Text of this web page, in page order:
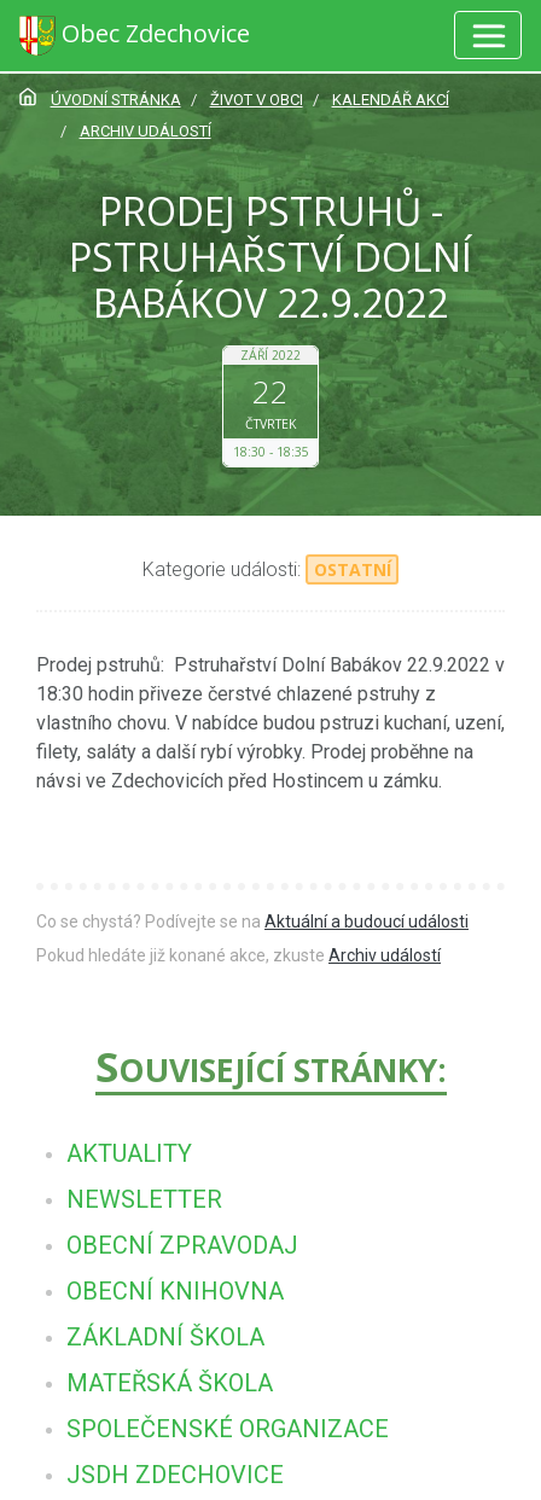
Obec Zdechovice
ÚVODNÍ STRÁNKA ŽIVOT V OBCI
KALENDÁŘ AKCÍ
ARCHIV UDÁLOSTÍ
PRODEJ PSTRUHŮ -
PSTRUHAŘSTVÍ DOLNÍ
BABÁKOV 22.9.2022
ZÁŘÍ 2022
22
ČTVRTEK
18:30
18:35
Kategorie události: OSTATNÍ
Prodej pstruhů: Pstruhařství Dolní Babákov 22.9.2022 v
18:30 hodin přiveze čerstvé chlazené pstruhy z
vlastního chovu. V nabídce budou pstruzi kuchaní, uzení,
filety, saláty a další rybí výrobky. Prodej proběhne na
návsi ve Zdechovicích před Hostincem u zámku.
Co se chystá? Podívejte se na Aktuální a budoucí události
Pokud hledáte již konané akce, zkuste Archiv událostí
SOUVISEJÍCÍ STRÁNKY:
AKTUALITY
NEWSLETTER
OBECNÍ ZPRAVODAJ
OBECNÍ KNIHOVNA
ZÁKLADNÍ ŠKOLA
MATEŘSKÁ ŠKOLA
SPOLEČENSKÉ ORGANIZACE
JSDH ZDECHOVICE